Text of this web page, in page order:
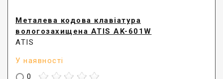
Металева кодова клавіатура
вологозахищена ATIS AK-601W
ATIS
У наявності
0